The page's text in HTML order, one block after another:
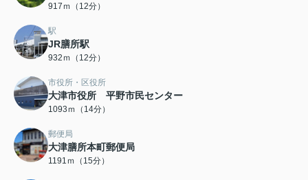
917ｍ（12分）
駅
JR膳所駅
932ｍ（12分）
市役所・区役所
大津市役所 平野市民センター
1093ｍ（14分）
郵便局
大津膳所本町郵便局
1191ｍ（15分）